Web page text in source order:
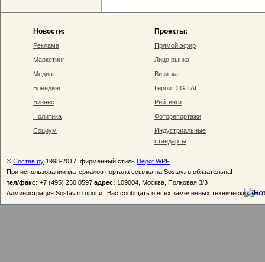
Новости:
Реклама
Маркетинг
Медиа
Брендинг
Бизнес
Политика
Социум
Проекты:
Прямой эфир
Лицо рынка
Визитка
Герои DIGITAL
Рейтинги
Фоторепортажи
Индустриальные
стандарты
© Состав.ру 1998-2017, фирменный стиль Depot WPF
При использовании материалов портала ссылка на Sostav.ru обязательна!
тел/факс: +7 (495) 230 0597 адрес: 109004, Москва, Полковая 3/3
Администрация Sostav.ru просит Вас сообщать о всех замеченных технических